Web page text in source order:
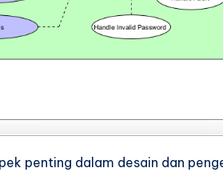
penting dalam desain dan